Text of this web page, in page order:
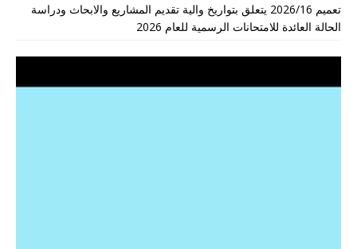
تعميم 2026/16 يتعلق بتواريخ والية تقديم المشاريع والابحاث ودراسة
الحالة العائدة للامتحانات الرسمية للعام 2026